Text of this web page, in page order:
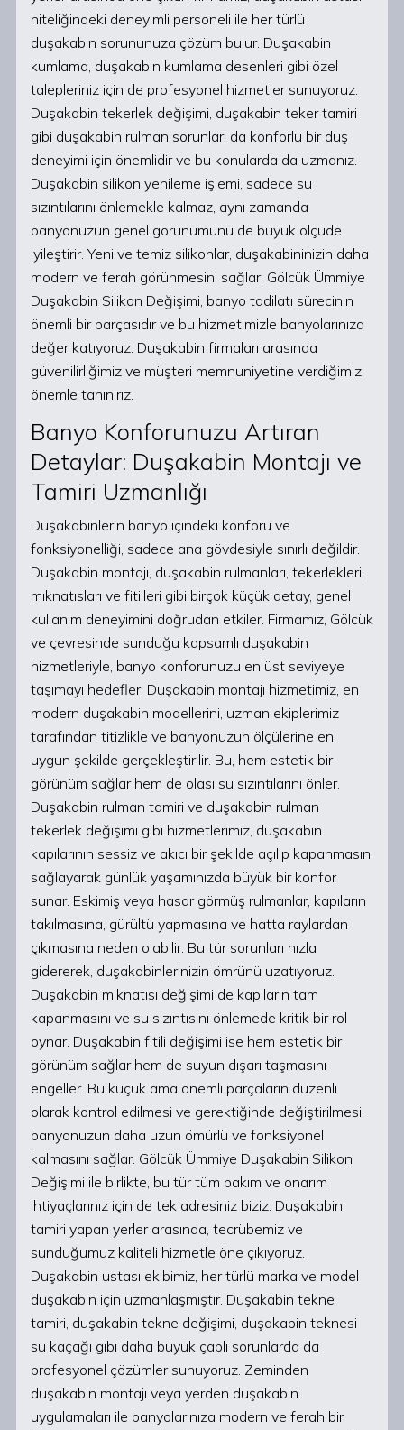
niteliğindeki deneyimli personeli ile her türlü
duşakabin sorununuza çözüm bulur. Duşakabin
kumlama, duşakabin kumlama desenleri gibi özel
talepleriniz için de profesyonel hizmetler sunuyoruz.
Duşakabin tekerlek değişimi, duşakabin teker tamiri
gibi duşakabin rulman sorunları da konforlu bir duş
deneyimi için önemlidir ve bu konularda da uzmanız.
Duşakabin silikon yenileme işlemi, sadece su
sızıntılarını önlemekle kalmaz, aynı zamanda
banyonuzun genel görünümünü de büyük ölçüde
iyileştirir. Yeni ve temiz silikonlar, duşakabininizin daha
modern ve ferah görünmesini sağlar. Gölcük Ümmiye
Duşakabin Silikon Değişimi, banyo tadilatı sürecinin
önemli bir parçasıdır ve bu hizmetimizle banyolarınıza
değer katıyoruz. Duşakabin firmaları arasında
güvenilirliğimiz ve müşteri memnuniyetine verdiğimiz
önemle tanınırız.
Banyo Konforunuzu Artıran
Detaylar: Duşakabin Montajı ve
Tamiri Uzmanlığı
Duşakabinlerin banyo içindeki konforu ve
fonksiyonelliği, sadece ana gövdesiyle sınırlı değildir.
Duşakabin montajı, duşakabin rulmanları, tekerlekleri,
mıknatısları ve fitilleri gibi birçok küçük detay, genel
kullanım deneyimini doğrudan etkiler. Firmamız, Gölcük
ve çevresinde sunduğu kapsamlı duşakabin
hizmetleriyle, banyo konforunuzu en üst seviyeye
taşımayı hedefler. Duşakabin montajı hizmetimiz, en
modern duşakabin modellerini, uzman ekiplerimiz
tarafından titizlikle ve banyonuzun ölçülerine en
uygun şekilde gerçekleştirilir. Bu, hem estetik bir
görünüm sağlar hem de olası su sızıntılarını önler.
Duşakabin rulman tamiri ve duşakabin rulman
tekerlek değişimi gibi hizmetlerimiz, duşakabin
kapılarının sessiz ve akıcı bir şekilde açılıp kapanmasını
sağlayarak günlük yaşamınızda büyük bir konfor
sunar. Eskimiş veya hasar görmüş rulmanlar, kapıların
takılmasına, gürültü yapmasına ve hatta raylardan
çıkmasına neden olabilir. Bu tür sorunları hızla
gidererek, duşakabinlerinizin ömrünü uzatıyoruz.
Duşakabin mıknatısı değişimi de kapıların tam
kapanmasını ve su sızıntısını önlemede kritik bir rol
oynar. Duşakabin fitili değişimi ise hem estetik bir
görünüm sağlar hem de suyun dışarı taşmasını
engeller. Bu küçük ama önemli parçaların düzenli
olarak kontrol edilmesi ve gerektiğinde değiştirilmesi,
banyonuzun daha uzun ömürlü ve fonksiyonel
kalmasını sağlar. Gölcük Ümmiye Duşakabin Silikon
Değişimi ile birlikte, bu tür tüm bakım ve onarım
ihtiyaçlarınız için de tek adresiniz biziz. Duşakabin
tamiri yapan yerler arasında, tecrübemiz ve
sunduğumuz kaliteli hizmetle öne çıkıyoruz.
Duşakabin ustası ekibimiz, her türlü marka ve model
duşakabin için uzmanlaşmıştır. Duşakabin tekne
tamiri, duşakabin tekne değişimi, duşakabin teknesi
su kaçağı gibi daha büyük çaplı sorunlarda da
profesyonel çözümler sunuyoruz. Zeminden
duşakabin montajı veya yerden duşakabin
uygulamaları ile banyolarınıza modern ve ferah bir